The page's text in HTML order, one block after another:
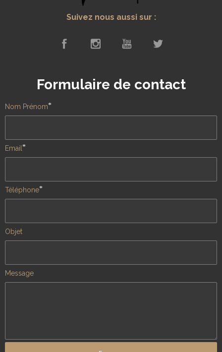
Suivez nous aussi sur :
Formulaire de contact
Nom Prénom*
Email*
Téléphone*
Objet
Message